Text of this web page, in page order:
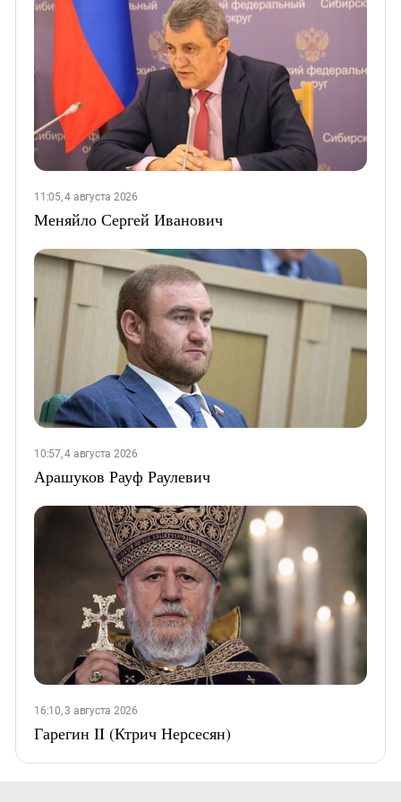
11:05, 4 августа 2026
Меняйло Сергей Иванович
10:57, 4 августа 2026
Арашуков Рауф Раулевич
16:10, 3 августа 2026
Гарегин II (Ктрич Нерсесян)